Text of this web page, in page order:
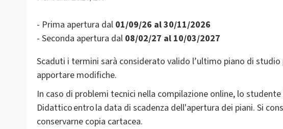
- Prima apertura dal 01/09/26 al 30/11/2026
- Seconda apertura dal 08/02/27 al 10/03/2027
Scaduti i termini sarà considerato valido l’ultimo piano di
apportare modifiche.
In caso di problemi tecnici nella compilazione online, lo
Didattico entro la data di scadenza dell'apertura dei piani. Si
conservarne copia cartacea.